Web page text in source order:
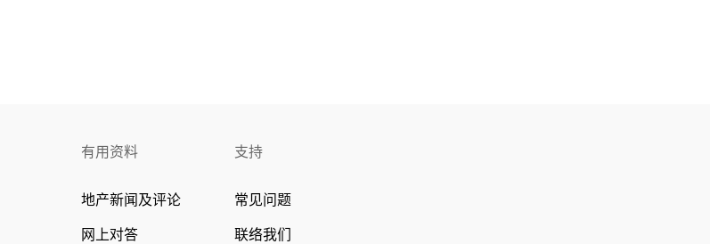
有用资料
地产新闻及评论
网上对答
支持
常见问题
联络我们